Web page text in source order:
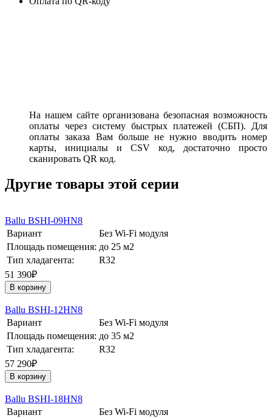
На нашем сайте организована безопасная возможность
оплаты через систему быстрых платежей (СБП). Для
оплаты заказа Вам больше не нужно вводить номер
карты, инициалы и CSV код, достаточно просто
сканировать QR код.
Другие товары этой серии
Ballu BSHI-09HN8
Вариант
Без Wi-Fi модуля
Площадь помещения: до 25 м2
Тип хладагента:
R32
51 390₽
В корзину
Ballu BSHI-12HN8
Вариант
Без Wi-Fi модуля
Площадь помещения: до 35 м2
Тип хладагента:
R32
57 290₽
В корзину
Ballu BSHI-18HN8
Вариант
Без Wi-Fi модуля